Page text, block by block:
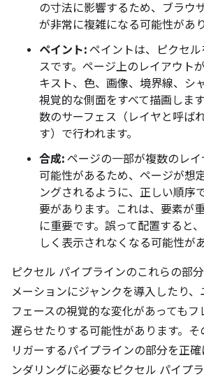
の寸法に影響するため、ブラウ
が非常に複雑になる可能性があり
ペイント: ペイントは、ピクセ
スです。ページ上のレイアウト
キスト、色、画像、境界線、シ
視覚的な側面をすべて描画しま
数のサーフェス（レイヤと呼ば
す）で行われます。
合成: ページの一部が複数のレ
可能性があるため、ページが想
ングされるように、正しい順序
要があります。これは、要素が
に重要です。誤って配置すると
しく表示されなくなる可能性があ
ピクセル パイプラインのこれらの部
メーションにジャンクを導入したり、
フェースの視覚的な変化があってもフ
遅らせたりする可能性があります。そ
リガーするパイプラインの部分を正
ンダリングに必要なピクセル パイプ